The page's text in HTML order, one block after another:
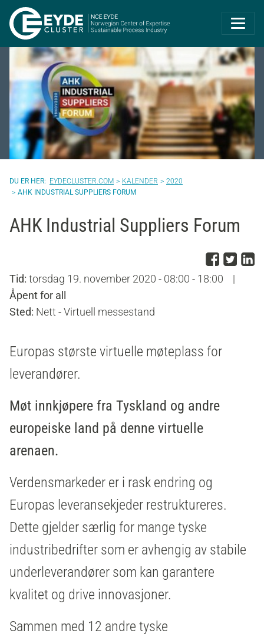
Eyde-Cluster |
EYDECLUSTER.COM KALENDER
2020
AHK INDUSTRIAL SUPPLIERS FORUM
AHK Industrial Suppliers Forum
DelDel
Tid: torsdag 19. november 2020 - 08:00 - 18:00
|
Åpent for all
Sted: Nett - Virtuell messestand
Europas største virtuelle møteplass for
leverandører.
Møt innkjøpere fra Tyskland og andre
europeiske land på denne virtuelle
arenaen.
Verdensmarkeder er i rask endring og
Europas leveransekjeder restruktureres.
Dette gjelder særlig for mange tyske
industribedrifter som er avhengig av stabile
underleverandører som kan garantere
kvalitet og drive innovasjoner.
Sammen med 12 andre tyske